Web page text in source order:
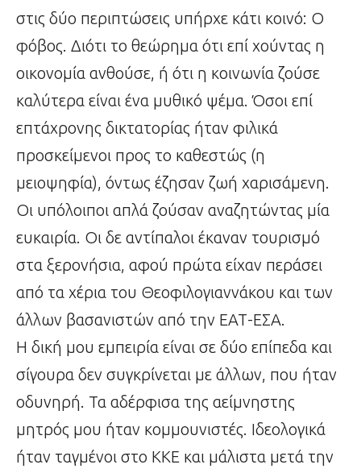
στις δύο περιπτώσεις υπήρχε κάτι κοινό: Ο
φόβος. Διότι το θεώρημα ότι επί χούντας η
οικονομία ανθούσε, ή ότι η κοινωνία ζούσε
καλύτερα είναι ένα μυθικό ψέμα. Όσοι επί
επτάχρονης δικτατορίας ήταν φιλικά
προσκείμενοι προς το καθεστώς (η
μειοψηφία), όντως έζησαν ζωή χαρισάμενη.
Οι υπόλοιποι απλά ζούσαν αναζητώντας μία
ευκαιρία. Οι δε αντίπαλοι έκαναν τουρισμό
στα ξερονήσια, αφού πρώτα είχαν περάσει
από τα χέρια του Θεοφιλογιαννάκου και των
άλλων βασανιστών από την ΕΑΤ-ΕΣΑ.
Η δική μου εμπειρία είναι σε δύο επίπεδα και
σίγουρα δεν συγκρίνεται με άλλων, που ήταν
οδυνηρή. Τα αδέρφισα της αείμνηστης
μητρός μου ήταν κομμουνιστές. Ιδεολογικά
ήταν ταγμένοι στο ΚΚΕ και μάλιστα μετά την